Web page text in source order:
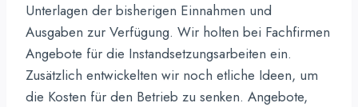
Unterlagen der bisherigen Einnahmen und
Ausgaben zur Verfügung. Wir holten bei Fachfirmen
Angebote für die Instandsetzungsarbeiten ein.
Zusätzlich entwickelten wir noch etliche Ideen, um
die Kosten für den Betrieb zu senken. Angebote,